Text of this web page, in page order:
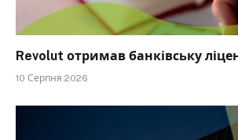
Revolut отримав банківську
10 Серпня 2026